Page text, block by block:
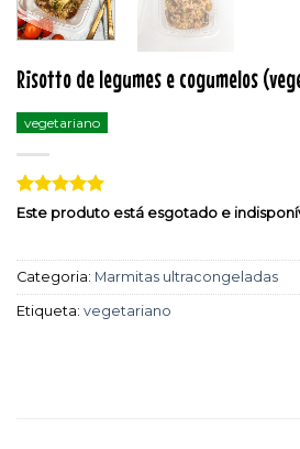
Risotto de legumes e cogumelos
vegetariano
Classificado
com
em
2
classificações
de clientes
Este produto está esgotado e
Categoria: Marmitas ultracongeladas
Etiqueta: vegetariano